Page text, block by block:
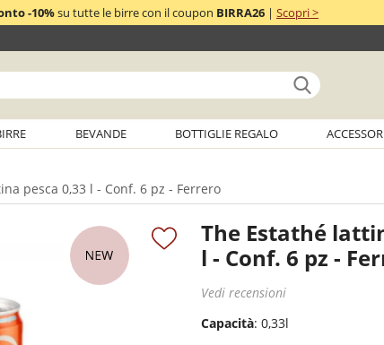
-10%su tutte le birre con il coupon BIRRA26| Scopri >
BEVANDE BOTTIGLIE REGALO
pesca 0,33 l - Conf. 6 pz - Ferrero
The Estathé
l - Conf. 6 pz -
Vedi recensioni
Capacità: 0,33l